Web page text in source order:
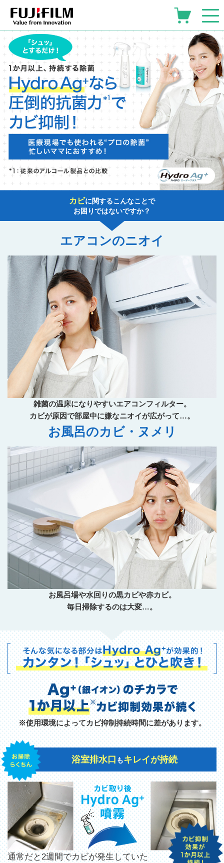
カビに関するこんなことで
お困りではないですか？
エアコンのニオイ
雑菌の温床になりやすいエアコンフィルター。
カビが原因で部屋中に嫌なニオイが広がって…。
お風呂のカビ・ヌメリ
お風呂場や水回りの黒カビや赤カビ。
毎日掃除するのは大変…。
※使用環境によってカビ抑制持続時間に差があります。
浴室排水口 もキレイが持続
通常だと2週間でカビが発生していた